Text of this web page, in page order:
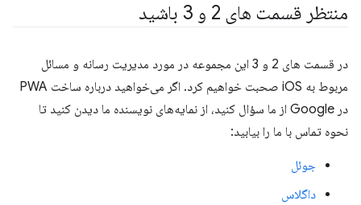
منتظر قسمت های 2 و 3 باشید
در قسمت های 2 و 3 این مجموعه در مورد مدیریت رسانه و مسائل
مربوط به iOS صحبت خواهیم کرد. اگر می‌خواهید درباره ساخت PWA
در Google از ما سؤال کنید، از نمایه‌های نویسنده ما دیدن کنید تا
نحوه تماس با ما را بیابید:
جوئل
داگلاس